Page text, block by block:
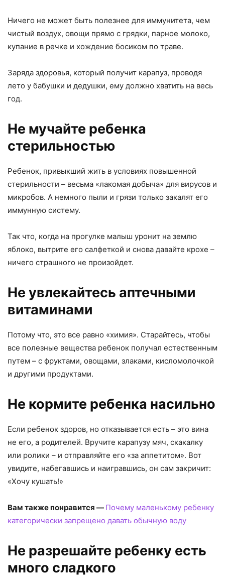
Ничего не может быть полезнее для иммунитета, чем
чистый воздух, овощи прямо с грядки, парное молоко,
купание в речке и хождение босиком по траве.
Заряда здоровья, который получит карапуз, проводя
лето у бабушки и дедушки, ему должно хватить на весь
год.
Не мучайте ребенка
стерильностью
Ребенок, привыкший жить в условиях повышенной
стерильности – весьма «лакомая добыча» для вирусов и
микробов. А немного пыли и грязи только закалят его
иммунную систему.
Так что, когда на прогулке малыш уронит на землю
яблоко, вытрите его салфеткой и снова давайте крохе –
ничего страшного не произойдет.
Не увлекайтесь аптечными
витаминами
Потому что, это все равно «химия». Старайтесь, чтобы
все полезные вещества ребенок получал естественным
путем – с фруктами, овощами, злаками, кисломолочкой
и другими продуктами.
Не кормите ребенка насильно
Если ребенок здоров, но отказывается есть – это вина
не его, а родителей. Вручите карапузу мяч, скакалку
или ролики – и отправляйте его «за аппетитом». Вот
увидите, набегавшись и наигравшись, он сам закричит:
«Хочу кушать!»
Вам также понравится — Почему маленькому ребенку
категорически запрещено давать обычную воду
Не разрешайте ребенку есть
много сладкого